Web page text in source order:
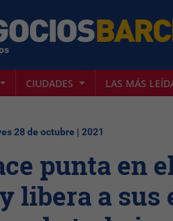
CIUDADES LAS MÁS
28 de octubre | 2021
punta en
libera a sus